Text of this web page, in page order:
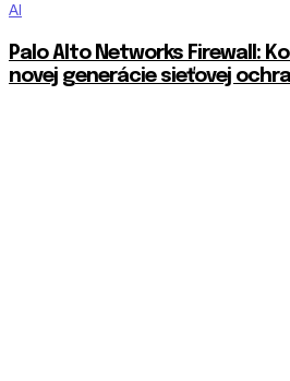
AI
Palo Alto Networks Firewall:
novej generácie sieťovej